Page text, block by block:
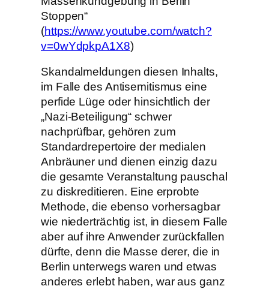
Stoppen“
(https://www.youtube.com/watch?
v=0wYdpkpA1X8)
Skandalmeldungen diesen Inhalts,
im Falle des Antisemitismus eine
perfide Lüge oder hinsichtlich der
„Nazi-Beteiligung“ schwer
nachprüfbar, gehören zum
Standardrepertoire der medialen
Anbräuner und dienen einzig dazu
die gesamte Veranstaltung pauschal
zu diskreditieren. Eine erprobte
Methode, die ebenso vorhersagbar
wie niederträchtig ist, in diesem Falle
aber auf ihre Anwender zurückfallen
dürfte, denn die Masse derer, die in
Berlin unterwegs waren und etwas
anderes erlebt haben, war aus ganz